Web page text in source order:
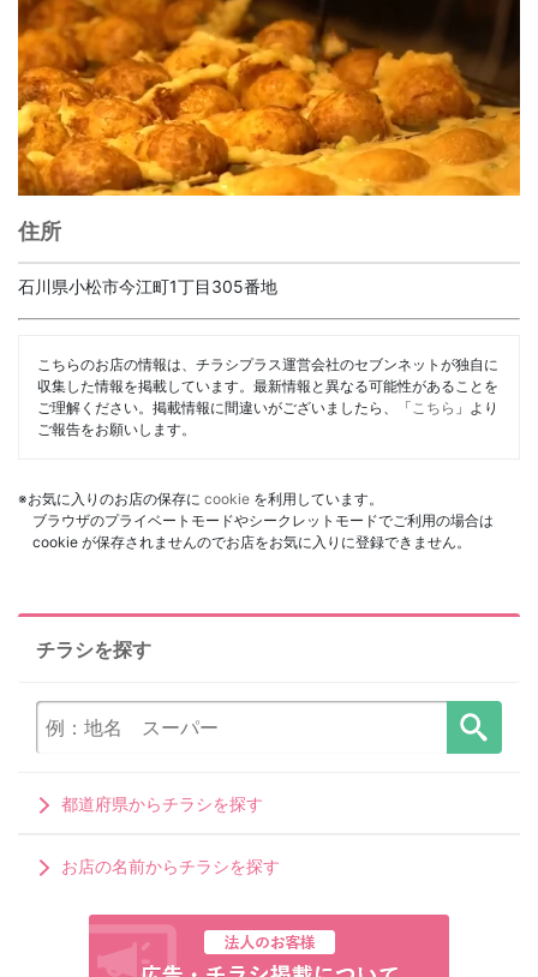
住所
石川県小松市今江町1丁目305番地
こちらのお店の情報は、チラシプラス運営会社のセブンネットが独自に
収集した情報を掲載しています。最新情報と異なる可能性があることを
ご理解ください。掲載情報に間違いがございましたら、「 こちら 」より
ご報告をお願いします。
※お気に入りのお店の保存に cookie を利用しています。
ブラウザのプライベートモードやシークレットモードでご利用の場合は
cookie が保存されませんのでお店をお気に入りに登録できません。
チラシを探す
都道府県からチラシを探す
お店の名前からチラシを探す